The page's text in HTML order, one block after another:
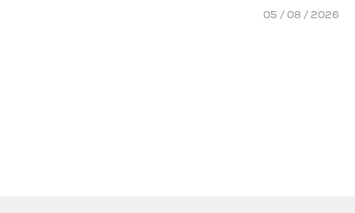
05 / 08 / 2026